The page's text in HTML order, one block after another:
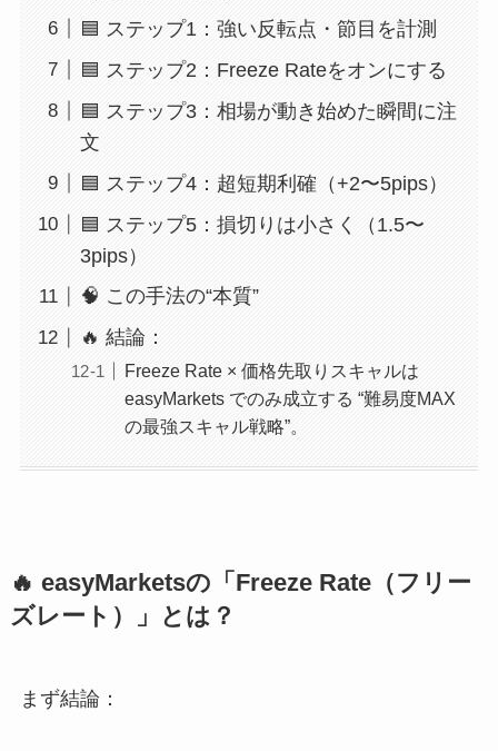
🟦 ステップ1：強い反転点・節目を計測
🟦 ステップ2：Freeze Rateをオンにする
🟦 ステップ3：相場が動き始めた瞬間に注
文
🟦 ステップ4：超短期利確（+2〜5pips）
🟦 ステップ5：損切りは小さく（1.5〜
3pips）
🧠 この手法の“本質”
🔥 結論：
Freeze Rate × 価格先取りスキャルは
easyMarkets でのみ成立する “難易度MAX
の最強スキャル戦略”。
🔥 easyMarketsの「Freeze Rate（フリー
ズレート）」とは？
まず結論：